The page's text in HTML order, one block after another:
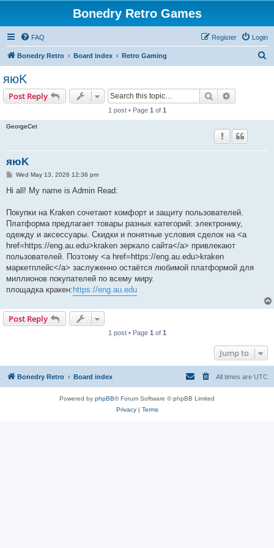
Bonedry Retro Games
FAQ Login
Register
Bonedry Retro Board index Retro Gaming
яюK
Post Reply Search
1 post • Page 1 of 1
GeorgeCet
яюK
PWed May 13, 2026 12:36 pm
Hi all! My name is Admin Read:
Покупки на Kraken сочетают комфорт и защиту пользователей.
Платформа предлагает товары разных категорий: электронику,
одежду и аксессуары. Скидки и понятные условия сделок на <a
href=https://eng.au.edu>kraken зеркало сайта</a> привлекают
пользователей. Поэтому <a href=https://eng.au.edu>kraken
маркетплейс</a> заслуженно остаётся любимой платформой для
миллионов покупателей по всему миру.
площадка кракен: https://eng.au.edu
Post Reply
1 post • Page 1 of 1
Jump to
Bonedry Retro Board index All times are UTC
Powered by phpBB® Forum Software © phpBB Limited
Privacy| Terms